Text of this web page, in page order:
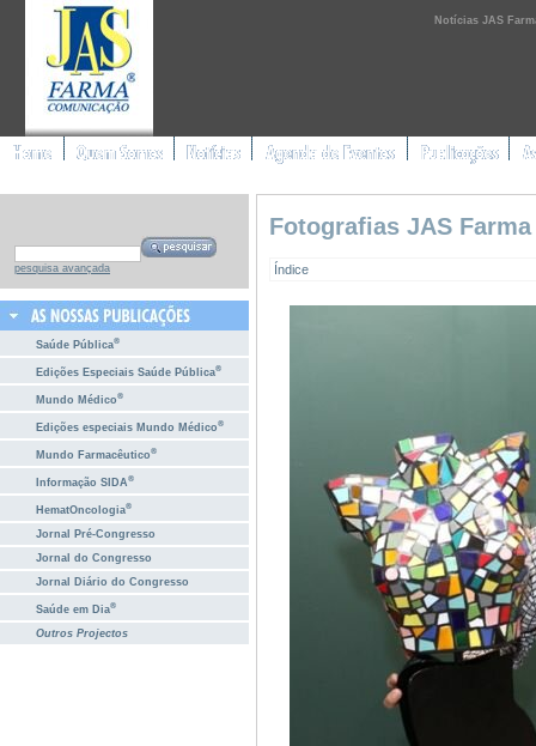
Notícias JAS
pesquisa avançada
Saúde Pública®
Edições Especiais Saúde Pública®
Mundo Médico®
Edições especiais Mundo Médico®
Mundo Farmacêutico®
Informação SIDA®
HematOncologia®
Jornal Pré-Congresso
Jornal do Congresso
Jornal Diário do Congresso
Saúde em Dia®
Outros Projectos
Fotografias JAS
Índice